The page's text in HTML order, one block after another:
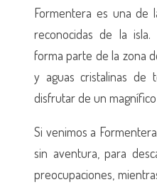
Formentera es una de
reconocidas de la
forma parte de la zona
y aguas cristalinas de
disfrutar de un
Si venimos a
sin aventura, para
preocupaciones,